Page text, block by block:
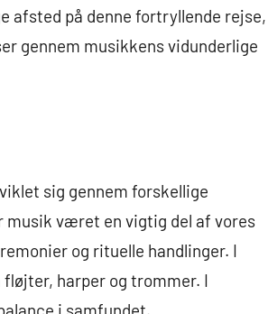
afsted på denne fortryllende rejse,
gennem musikkens vidunderlige
sig gennem forskellige
musik været en vigtig del af vores
og rituelle handlinger. I
harper og trommer. I
i samfundet.